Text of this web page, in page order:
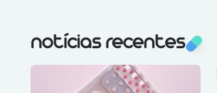
notícias recentes